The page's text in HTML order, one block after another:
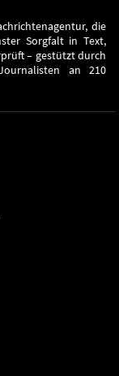
die
Sorgfalt in Text,
– gestützt durch
an 210